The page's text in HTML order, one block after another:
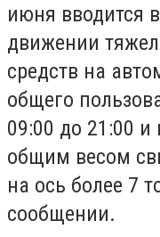
июня вводится
движении
средств на
общего
09:00 до 21:00 и
общим весом
на ось более 7
сообщении.